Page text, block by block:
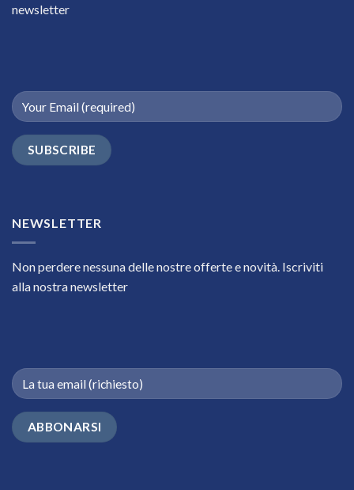
newsletter
NEWSLETTER
Non perdere nessuna delle nostre offerte e novità. Iscriviti
alla nostra newsletter